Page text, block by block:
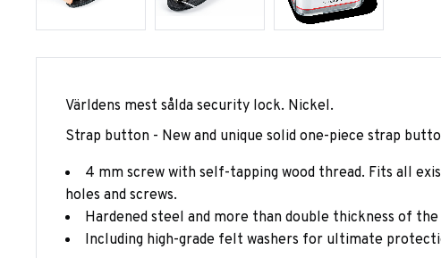
Världens mest sålda security lock. Nickel.
Strap button - New and unique solid one-piece strap
4 mm screw with self-tapping wood thread. Fits all
holes and screws.
Hardened steel and more than double thickness of
Including high-grade felt washers for ultimate